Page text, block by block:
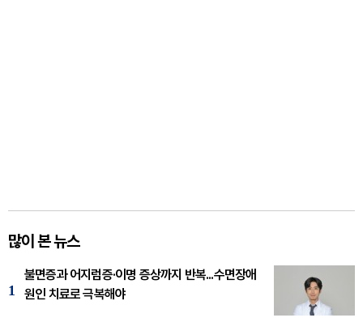
많이 본 뉴스
1
불면증과 어지럼증·이명 증상까지 반복...수면장애
원인 치료로 극복해야